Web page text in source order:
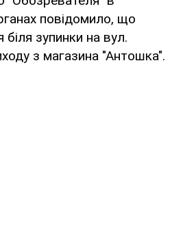
повідомило, що
біля зупинки на вул.
з магазина "Антошка".